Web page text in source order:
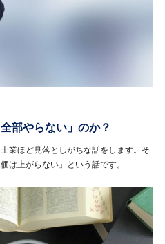
部やらない」のか？
業ほど見落としがちな話をします。そ
は上がらない」という話です。...